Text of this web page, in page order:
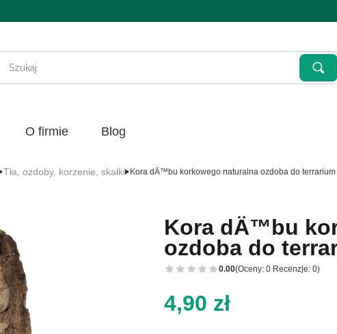
Wyczyść
O firmie Blog
Tła, ozdoby, korzenie, skałki Kora dÄ™bu korkowego naturalna ozdoba do terrarium
Kora dÄ™bu
ozdoba do
0.00(Oceny: 0 Recenzje: 0)
Cena
4,90 zł